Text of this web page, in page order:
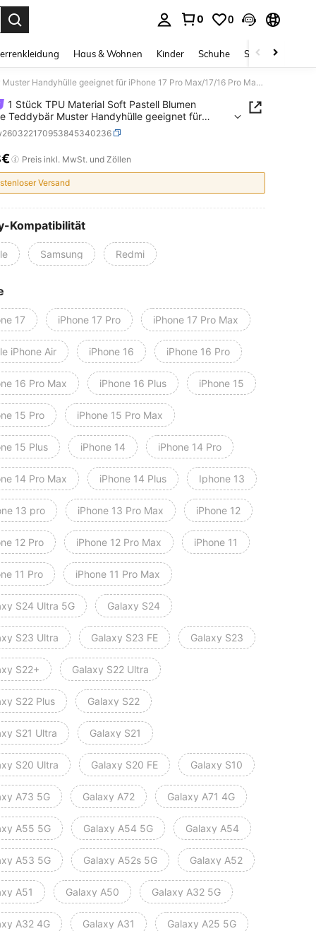
0 0
Haus & Wohnen Kinder Schuhe Schmuck &
1 Stück TPU Material Soft Pastell Blumen Schleife Teddybär Muster Handyhülle geeignet für iPhone 17 Pro Max/17/16 Pro Max/15/13/12/11, S20 FE/A15/S24/A55, Note 11/Note 12/Note 13 Pro, Rundum-Schutz Anti-Drop Soft Schutzhülle
1 Stück TPU Material Soft Pastell Blumen
Teddybär Muster Handyhülle geeignet für
17 Pro Max/17/16 Pro Max/15/13/12/11, S20
S24/A55, Note 11/Note 12/Note 13 Pro,
Schutz Anti-Drop Soft Schutzhülle
AND AVAILABILITY
Preis inkl. MwSt. und Zöllen
Versand
Kompatibilität
Samsung Redmi
17 iPhone 17 Pro iPhone 17 Pro Max
iPhone Air iPhone 16 iPhone 16 Pro
16 Pro Max iPhone 16 Plus iPhone 15
15 Pro iPhone 15 Pro Max
15 Plus iPhone 14 iPhone 14 Pro
14 Pro Max iPhone 14 Plus Iphone 13
13 pro iPhone 13 Pro Max iPhone 12
12 Pro iPhone 12 Pro Max iPhone 11
11 Pro iPhone 11 Pro Max
S24 Ultra 5G Galaxy S24
S23 Ultra Galaxy S23 FE Galaxy S23
S22+ Galaxy S22 Ultra
S22 Plus Galaxy S22
S21 Ultra Galaxy S21
S20 Ultra Galaxy S20 FE Galaxy S10
A73 5G Galaxy A72 Galaxy A71 4G
A55 5G Galaxy A54 5G Galaxy A54
A53 5G Galaxy A52s 5G Galaxy A52
A51 Galaxy A50 Galaxy A32 5G
A32 4G Galaxy A31 Galaxy A25 5G